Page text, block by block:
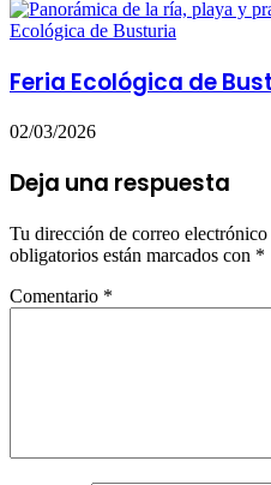
Feria Ecológica de
02/03/2026
Deja una respuesta
Tu dirección de correo
obligatorios están marcados con *
Comentario *